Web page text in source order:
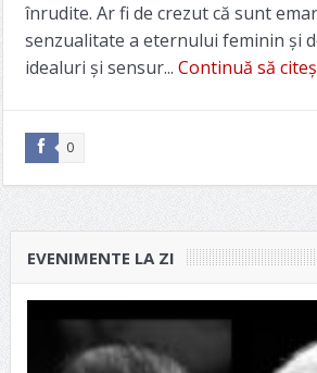
înrudite. Ar fi de crezut că sunt
senzualitate a eternului feminin şi
idealuri şi sensur... Continuă să
0
EVENIMENTE LA ZI